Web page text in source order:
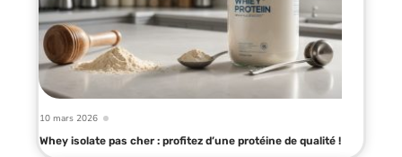
10 mars 2026
Whey isolate pas cher : profitez d’une protéine de qualité !